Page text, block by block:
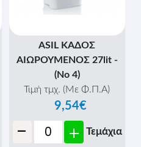
ASIL ΚΑΔΟΣ
ΑΙΩΡΟΥΜΕΝΟΣ 27lit -
(Νο 4)
Τιμή τμχ. (Με Φ.Π.Α)
9,54€
- + Τεμάχια